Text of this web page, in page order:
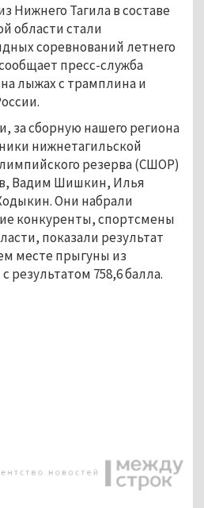
Тагила в составе
области стали
соревнований летнего
пресс-служба
лыжах с трамплина и
за сборную нашего региона
нижнетагильской
резерва (СШОР)
Вадим Шишкин, Илья
Они набрали
конкуренты, спортсмены
показали результат
месте прыгуны из
результатом 758,6 балла.